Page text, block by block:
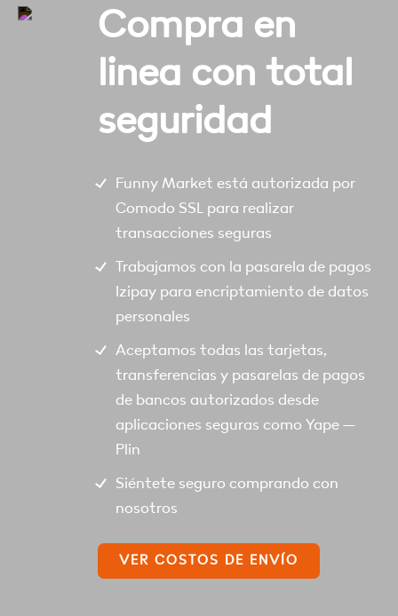
Compra en
linea con total
seguridad
Funny Market está autorizada por
Comodo SSL para realizar
transacciones seguras
Trabajamos con la pasarela de pagos
Izipay para encriptamiento de datos
personales
Aceptamos todas las tarjetas,
transferencias y pasarelas de pagos
de bancos autorizados desde
aplicaciones seguras como Yape –
Plin
Siéntete seguro comprando con
nosotros
VER COSTOS DE ENVÍO